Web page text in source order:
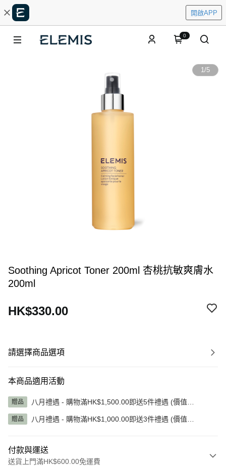
開啟APP
0
1/5
Soothing Apricot Toner 200ml 杏桃抗敏爽膚水
200ml
HK$330.00
請選擇商品選項
本商品適用活動
贈品
八月禮遇 - 購物滿HK$1,500.00即送5件禮遇 (價值
贈品
八月禮遇 - 購物滿HK$1,000.00即送3件禮遇 (價值
付款與運送
送貨上門滿HK$600.00免運費